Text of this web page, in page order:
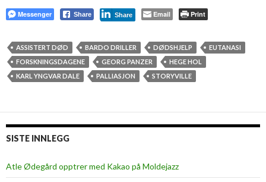
Messenger Share Share Email Print
ASSISTERT DØD BARDO DRILLER DØDSHJELP
EUTANASI
FORSKNINGSDAGENE
GEORG PANZER
HEGE HOL
KARL YNGVAR DALE
PALLIASJON STORYVILLE
SISTE INNLEGG
Atle Ødegård opptrer med Kakao på Moldejazz